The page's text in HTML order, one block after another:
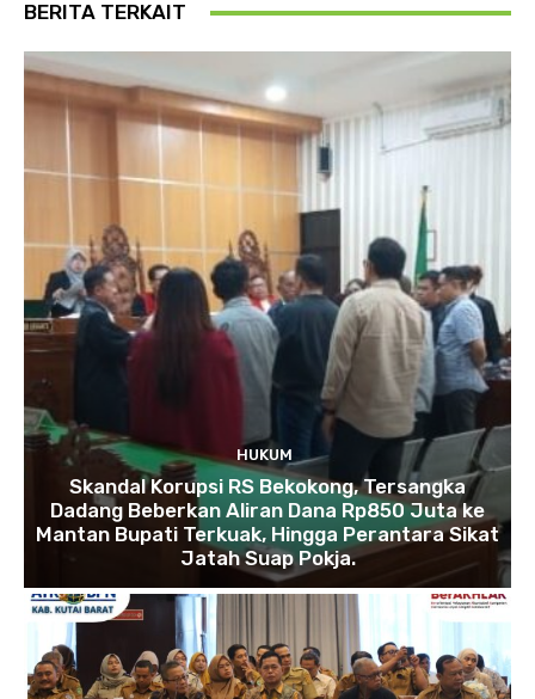
BERITA TERKAIT
HUKUM
Skandal Korupsi RS Bekokong, Tersangka
Dadang Beberkan Aliran Dana Rp850 Juta ke
Mantan Bupati Terkuak, Hingga Perantara Sikat
Jatah Suap Pokja.